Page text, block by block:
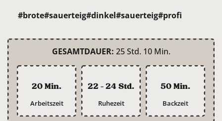
#brote#sauerteig#dinkel#sauerteig#profi
GESAMTDAUER: 25 Std. 10 Min.
20 Min.
Arbeitszeit
22 - 24 Std.
Ruhezeit
50 Min.
Backzeit